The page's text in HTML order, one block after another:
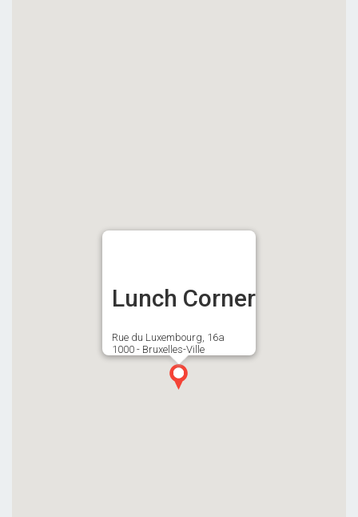
Lunch Corner
Rue du Luxembourg, 16a
1000 - Bruxelles-Ville